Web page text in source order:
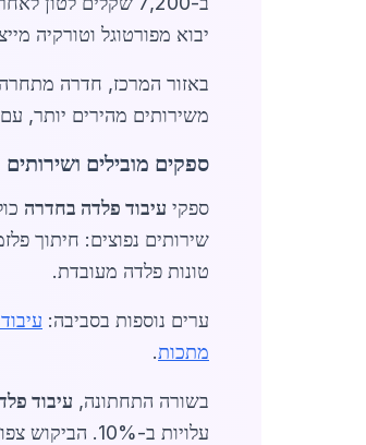
יבוא מפורטוגל וטורקיה מייצב את
באזור המרכז, חדרה
משירותים מהירים יותר, עם
ספקים מובילים ושירותים
ספקי עיבוד פלדה בחדרה
טונות פלדה מעובדת.
ערים נוספות בסביבה:
מתכות.
בשורה התחתונה, עיבוד
עלויות ב-10%. הביקוש צפוי להגיע ל-30,000 טון שנתיים, בעיקר מבנייה תעשייתית. לקוחות יכולים לצפות לשירותי